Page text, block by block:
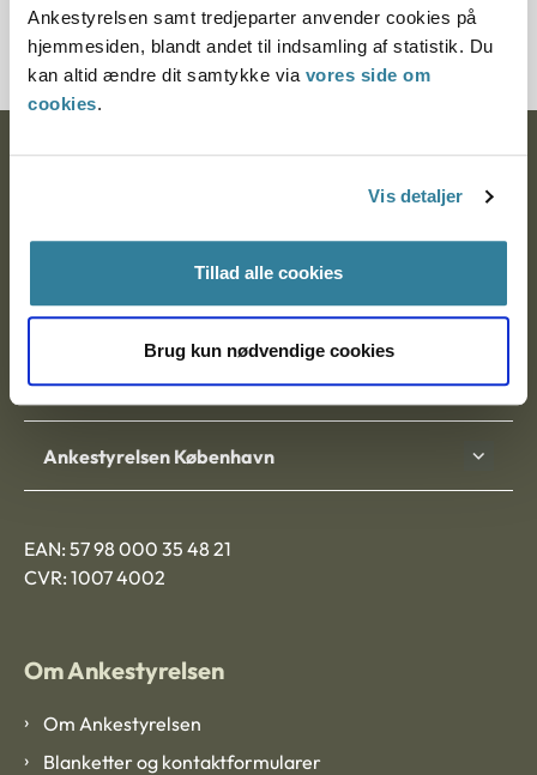
Ankestyrelsen samt tredjeparter anvender cookies på
hjemmesiden, blandt andet til indsamling af statistik. Du
kan altid ændre dit samtykke via vores side om
cookies.
Vis detaljer
Tillad alle cookies
Brug kun nødvendige cookies
2000394-07
Ankestyrelsen
Ankestyrelsen Aalborg
Ankestyrelsen København
EAN: 57 98 000 35 48 21
CVR: 1007 4002
Om Ankestyrelsen
Om Ankestyrelsen
Blanketter og kontaktformularer